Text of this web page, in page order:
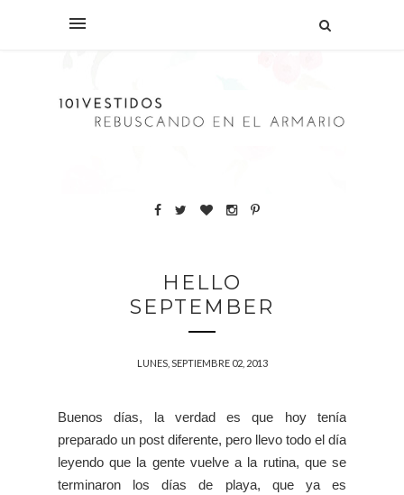
HELLO
SEPTEMBER
LUNES, SEPTIEMBRE 02, 2013
Buenos días, la verdad es que hoy tenía
preparado un post diferente, pero llevo todo el día
leyendo que la gente vuelve a la rutina, que se
terminaron los días de playa, que ya es